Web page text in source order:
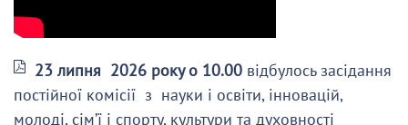
23 липня 2026 року о 10.00 відбулось засідання
постійної комісії з науки і освіти, інновацій,
молоді, сім’ї і спорту, культури та духовності